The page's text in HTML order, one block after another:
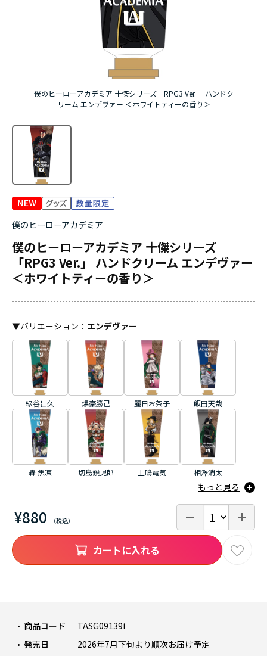
『無職転生Ⅲ ～異世界行ったら本気だす～』
『ふつつかな悪女ではございますが ～雛宮蝶鼠と
僕のヒーローアカデミア 十傑シリーズ「RPG3 Ver.」 ハンドク
リーム エンデヴァー ＜ホワイトティーの香り＞
僕のヒーローアカデミア
僕のヒーローアカデミア 十傑シリーズ
「RPG3 Ver.」 ハンドクリーム エンデヴァー
＜ホワイトティーの香り＞
¥880
商品コード
TASG09139i
発売日
2026年7月下旬より順次お届け予定
▼バリエーション ： エンデヴァー
緑谷出久 爆豪勝己 麗日お茶子 飯田天哉
轟 焦凍 切島鋭児郎 上鳴電気 相澤消太
もっと見る
カートに入れる